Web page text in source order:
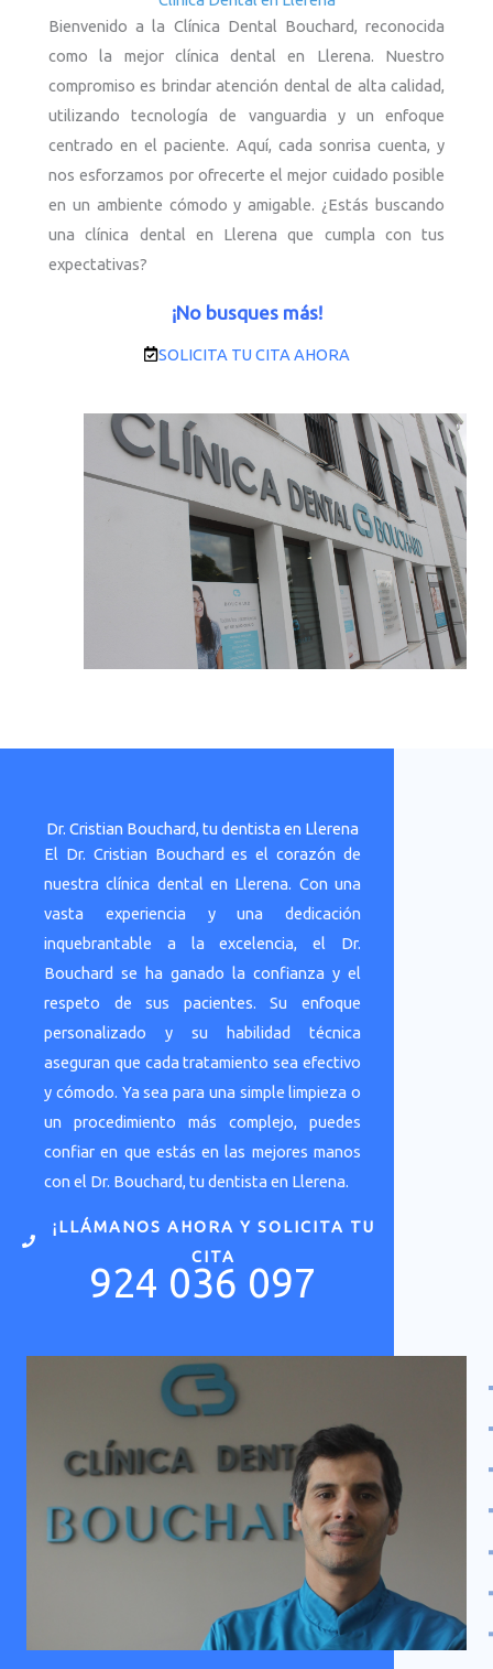
Bienvenido a la Clínica Dental Bouchard, reconocida
como la mejor clínica dental en Llerena. Nuestro
compromiso es brindar atención dental de alta calidad,
utilizando tecnología de vanguardia y un enfoque
centrado en el paciente. Aquí, cada sonrisa cuenta, y
nos esforzamos por ofrecerte el mejor cuidado posible
en un ambiente cómodo y amigable. ¿Estás buscando
una clínica dental en Llerena que cumpla con tus
expectativas?
¡No busques más!
SOLICITA TU CITA AHORA
Dr. Cristian Bouchard, tu dentista en Llerena
El Dr. Cristian Bouchard es el corazón de
nuestra clínica dental en Llerena. Con una
vasta experiencia y una dedicación
inquebrantable a la excelencia, el Dr.
Bouchard se ha ganado la confianza y el
respeto de sus pacientes. Su enfoque
personalizado y su habilidad técnica
aseguran que cada tratamiento sea efectivo
y cómodo. Ya sea para una simple limpieza o
un procedimiento más complejo, puedes
confiar en que estás en las mejores manos
con el Dr. Bouchard, tu dentista en Llerena.
¡LLÁMANOS AHORA Y SOLICITA TU
CITA
924 036 097